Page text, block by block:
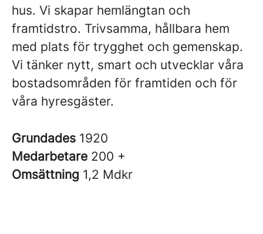
hus. Vi skapar hemlängtan och
framtidstro. Trivsamma, hållbara hem
med plats för trygghet och gemenskap.
Vi tänker nytt, smart och utvecklar våra
bostadsområden för framtiden och för
våra hyresgäster.
Grundades 1920
Medarbetare 200 +
Omsättning 1,2 Mdkr